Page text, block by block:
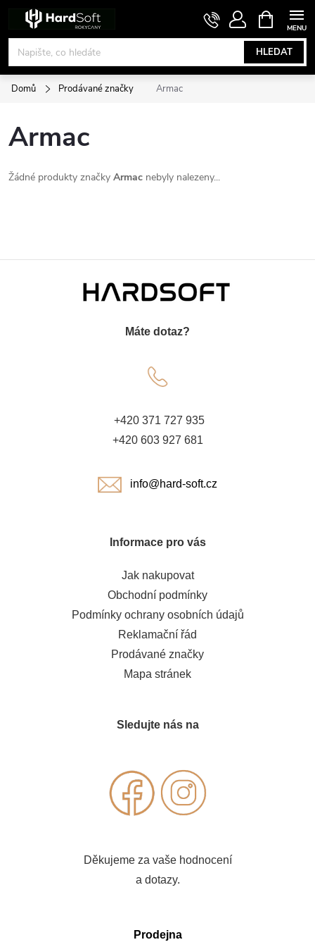
obsah
HLEDAT
NÁKUPNÍ
KOŠÍK
Domů Prodávané značky Armac
Armac
Žádné produkty značky Armac nebyly nalezeny...
Máte dotaz?
+420 371 727 935
+420 603 927 681
info@hard-soft.cz
Informace pro vás
Jak nakupovat
Obchodní podmínky
Podmínky ochrany osobních údajů
Reklamační řád
Prodávané značky
Mapa stránek
Sledujte nás na
Děkujeme za vaše hodnocení
a dotazy.
Prodejna